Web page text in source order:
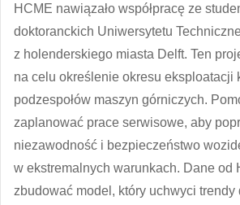
HCME nawiązało współpracę ze
doktoranckich Uniwersytetu
z holenderskiego miasta Delft. Ten
na celu określenie okresu eksploatacji
podzespołów maszyn górniczych.
zaplanować prace serwisowe, aby
niezawodność i bezpieczeństwo
w ekstremalnych warunkach. Dane od
zbudować model, który uchwyci trendy